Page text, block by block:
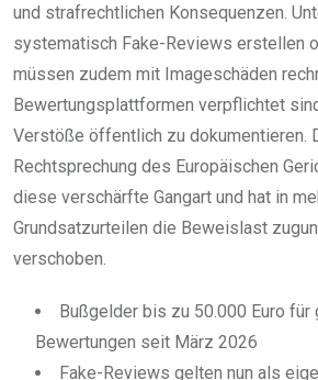
und strafrechtlichen Konsequenzen.
systematisch Fake-Reviews erstellen
müssen zudem mit Imageschäden
Bewertungsplattformen verpflichtet
Verstöße öffentlich zu dokumentieren.
Rechtsprechung des Europäischen
diese verschärfte Gangart und hat in
Grundsatzurteilen die Beweislast
verschoben.
Bußgelder bis zu 50.000 Euro für
Bewertungen seit März 2026
Fake-Reviews gelten nun als